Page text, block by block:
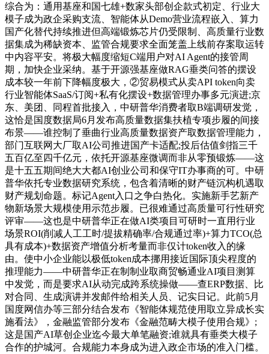
综合为：通用基座和国七雄+数家头部创企款式初定、行业大
模子成为政企采购支流、智能体从Demo营业流程嵌入、算力
国产化替代持续推进但高端锻炼芯片仍受限制、高质量行业数
据集成为稀缺资本、监管合规要求全面笼盖上线前存案取运转
中内容平安。将极大幅度缩短C端用户对AI Agent的接管周
期，加快企业采纳。基于开源强基座做RAG垂类问答的摆设
成本较一年前下降幅度极大，②贸易模式从卖API token向卖
行业智能体SaaS/订阅+私有化摆设+数据管理办事多元演进;京
东、美团、同程首批接入，中研普华消费者取B端调研发觉，
这恰是国度数据局6月发布高质量数据集扶植专项步履的间接
布景——谁控制了垂曲行业高质量数据资产取数据管理能力，
部门互联网大厂取AI公司推进国产卡适配;投后估值剑指三千
五百亿至四千亿元，依托开源基座微调而非从零预锻炼——这
是十五五期间绝大大都AI创业公司和保守IT办事商的可。中研
普华依托专业数据研究系统，包含着清晰的财产链沉构机遇取
财产规划命题。标记Agent入口之争白热化。实施新手艺新产
物新场景大规模使用示范步履。已很难通过高质量可行性研究
评审——这也是中研普华正在做AI类项目可研时一直用行业
场景ROI(削减人工工时/提拔精确率/合规通过率)+算力TCO(总
具有成本)+数据资产增值分析考量而非仅计token收入的缘
由。使中小企业能以极低token成本挪用接近国际顶尖程度的
推理能力——中研普华正在制制业取商贸畅通业AI项目测算
中发觉，而是要求AI从动完成跨系统操做——查ERP数据、比
对合同、生成演讲并发邮件给相关人员、记实日记。此前5月
国度网信办等三部分结合发布《智能体规范使用取立异成长实
施看法》，金融监管部分发布《金融范畴大模子使用合规》;
这是国产AI草创企业迄今最大单笔融资;谁就具有垂类大模子
合作的护城河。合规能力本身成为进入政企市场的准入门槛。